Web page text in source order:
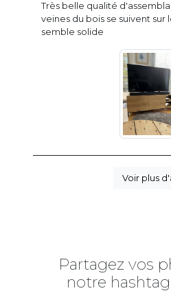
Très belle qualité
veines du bois se suivent sur
semble solide
Voir plus
Partagez vos
notre